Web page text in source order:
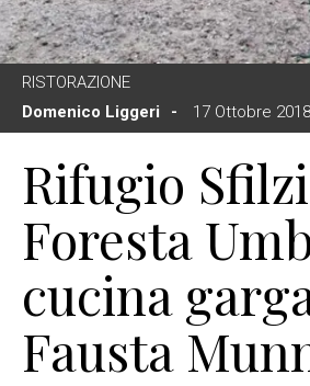
RISTORAZIONE
Domenico Liggeri
17 Ottobre 2018
Rifugio
Foresta
cucina
Fausta